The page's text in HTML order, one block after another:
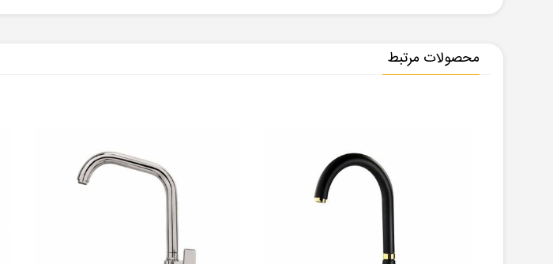
محصولات مرتبط